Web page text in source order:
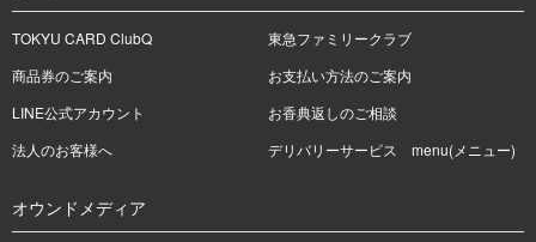
TOKYU CARD ClubQ
東急ファミリークラブ
商品券のご案内
お支払い方法のご案内
LINE公式アカウント
お香典返しのご相談
法人のお客様へ
デリバリーサービス menu(メニュー)
オウンドメディア